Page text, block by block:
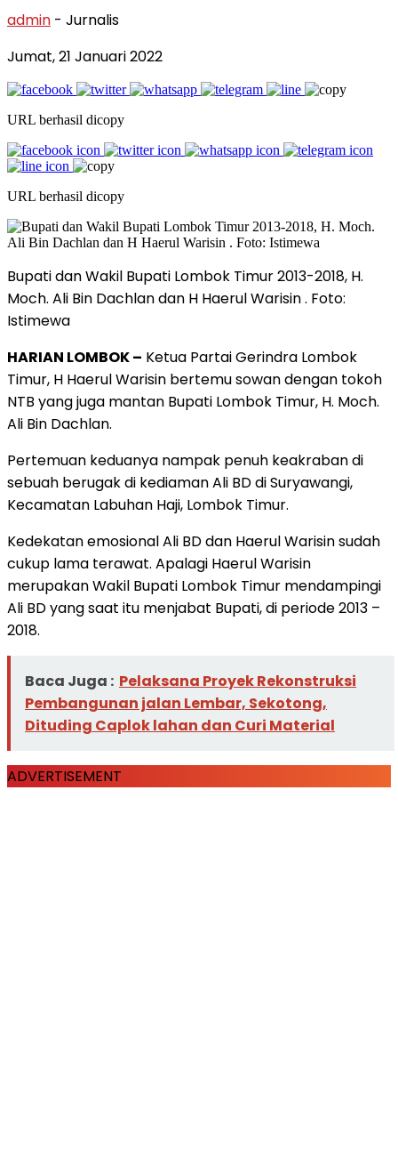
admin - Jurnalis
Jumat, 21 Januari 2022
URL berhasil dicopy
URL berhasil dicopy
Bupati dan Wakil Bupati Lombok Timur 2013-2018, H.
Moch. Ali Bin Dachlan dan H Haerul Warisin . Foto:
Istimewa
HARIAN LOMBOK – Ketua Partai Gerindra Lombok
Timur, H Haerul Warisin bertemu sowan dengan tokoh
NTB yang juga mantan Bupati Lombok Timur, H. Moch.
Ali Bin Dachlan.
Pertemuan keduanya nampak penuh keakraban di
sebuah berugak di kediaman Ali BD di Suryawangi,
Kecamatan Labuhan Haji, Lombok Timur.
Kedekatan emosional Ali BD dan Haerul Warisin sudah
cukup lama terawat. Apalagi Haerul Warisin
merupakan Wakil Bupati Lombok Timur mendampingi
Ali BD yang saat itu menjabat Bupati, di periode 2013 –
2018.
Baca Juga : Pelaksana Proyek Rekonstruksi
Pembangunan jalan Lembar, Sekotong,
Dituding Caplok lahan dan Curi Material
ADVERTISEMENT